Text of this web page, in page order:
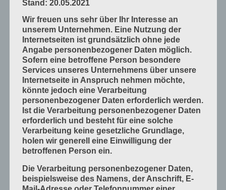
Verfahrenstechniken
Werkstoffe und Druckmaterialien
Druckverarbeitung
Arbeitsabläufe im Betrieb
Bogen falzen
Bogen schneiden
Einbandmaterialien
Papier, Karton, Pappe, Kunststoffe
Produkte fügen
Produkte industriell herstellen
Stand: 20.05.2021
Wir freuen uns sehr über Ihr Interesse an
unserem Unternehmen. Eine Nutzung der
Internetseiten ist grundsätzlich ohne jede
Angabe personenbezogener Daten möglich.
Sofern eine betroffene Person besondere
Services unseres Unternehmens über unsere
Internetseite in Anspruch nehmen möchte,
könnte jedoch eine Verarbeitung
personenbezogener Daten erforderlich werden.
Ist die Verarbeitung personenbezogener Daten
erforderlich und besteht für eine solche
Verarbeitung keine gesetzliche Grundlage,
holen wir generell eine Einwilligung der
betroffenen Person ein.
Die Verarbeitung personenbezogener Daten,
beispielsweise des Namens, der Anschrift, E-